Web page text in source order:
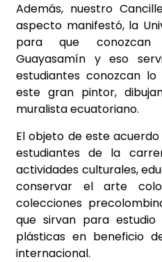
Además, nuestro
aspecto manifestó, la
para que conozcan
Guayasamín y eso
estudiantes conozcan
este gran pintor,
muralista ecuatoriano.
El objeto de este
estudiantes de la
actividades culturales,
conservar el arte
colecciones
que sirvan para
plásticas en beneficio
internacional.